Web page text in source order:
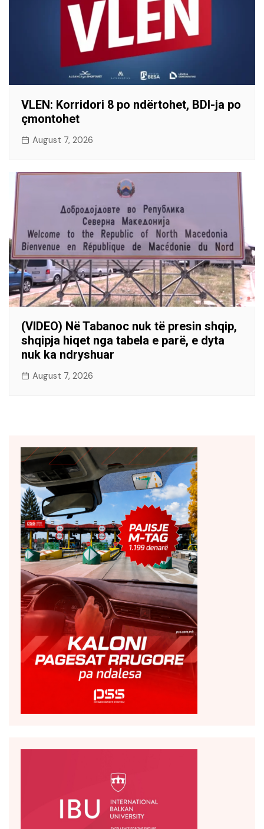
VLEN: Korridori 8 po ndërtohet, BDI-ja po
çmontohet
August 7, 2026
(VIDEO) Në Tabanoc nuk të presin shqip,
shqipja hiqet nga tabela e parë, e dyta
nuk ka ndryshuar
August 7, 2026